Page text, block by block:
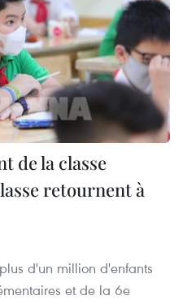
de la classe
retournent à
d'un million d'enfants
et de la 6e